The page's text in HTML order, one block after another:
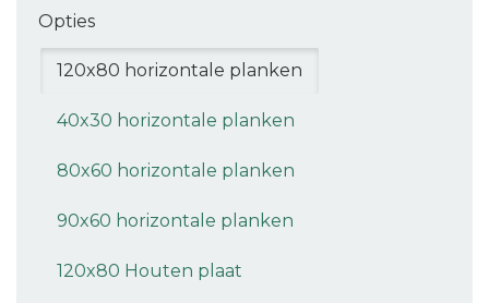
Opties
120x80 horizontale planken
40x30 horizontale planken
80x60 horizontale planken
90x60 horizontale planken
120x80 Houten plaat